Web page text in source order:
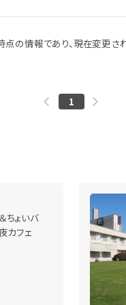
の情報であり、現在変更さ
1
ちょいバ
カフェ